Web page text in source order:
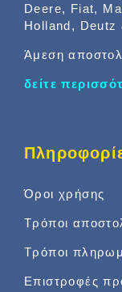
Deere, Fiat,
Holland, Deutz
Άμεση
δείτε
Όροι χρήσης
Τρόποι
Τρόποι
Επιστροφές